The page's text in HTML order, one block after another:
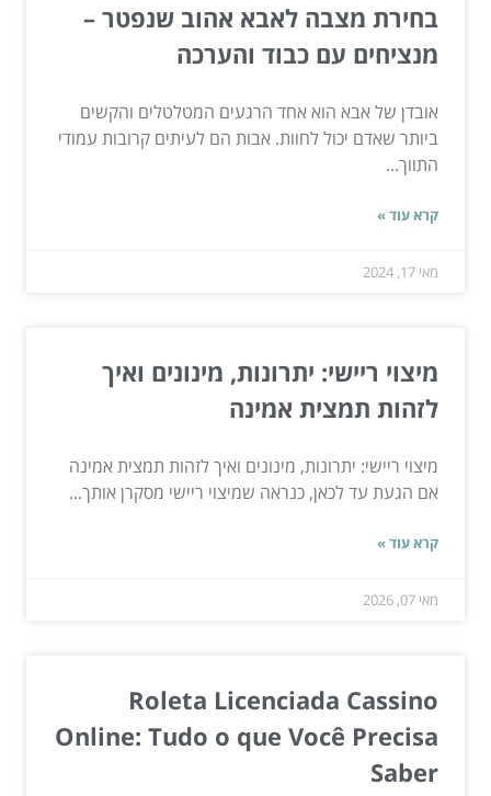
בחירת מצבה לאבא אהוב שנפטר –
מנציחים עם כבוד והערכה
אובדן של אבא הוא אחד הרגעים המטלטלים והקשים
ביותר שאדם יכול לחוות. אבות הם לעיתים קרובות עמודי
התווך...
קרא עוד »
מאי 17, 2024
מיצוי ריישי: יתרונות, מינונים ואיך
לזהות תמצית אמינה
מיצוי ריישי: יתרונות, מינונים ואיך לזהות תמצית אמינה
אם הגעת עד לכאן, כנראה שמיצוי ריישי מסקרן אותך...
קרא עוד »
מאי 07, 2026
Roleta Licenciada Cassino
Online: Tudo o que Você Precisa
Saber